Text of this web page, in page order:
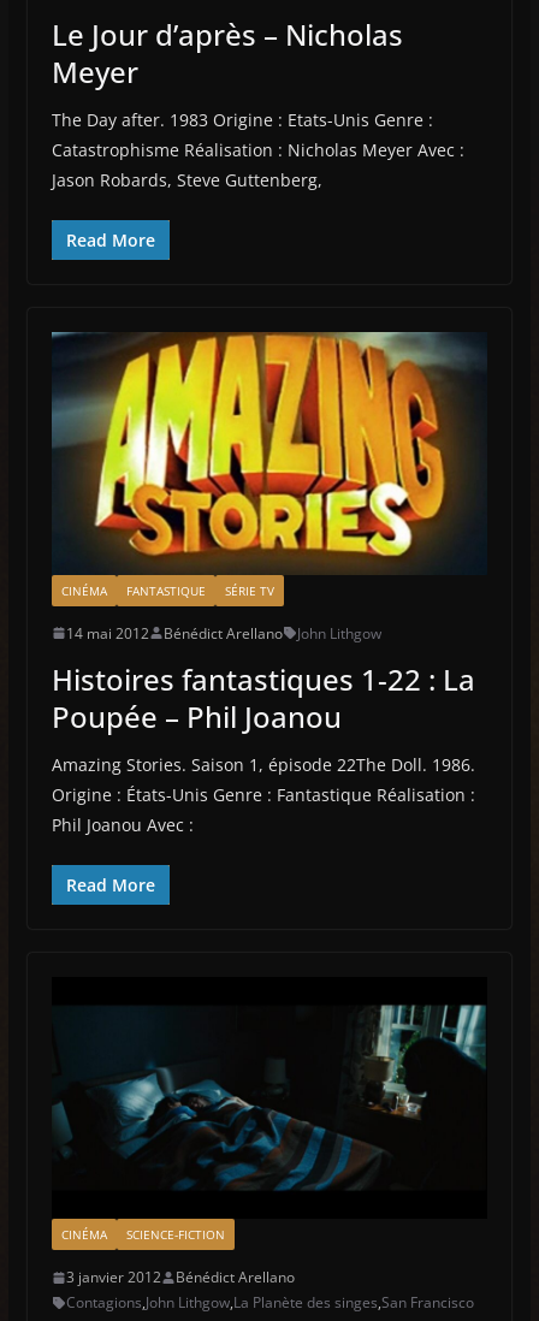
Le Jour d’après – Nicholas
Meyer
The Day after. 1983 Origine : Etats-Unis Genre :
Catastrophisme Réalisation : Nicholas Meyer Avec :
Jason Robards, Steve Guttenberg,
Read More
CINÉMA FANTASTIQUE SÉRIE TV
14 mai 2012 Bénédict Arellano John Lithgow
Histoires fantastiques 1-22 : La
Poupée – Phil Joanou
Amazing Stories. Saison 1, épisode 22The Doll. 1986.
Origine : États-Unis Genre : Fantastique Réalisation :
Phil Joanou Avec :
Read More
CINÉMA SCIENCE-FICTION
3 janvier 2012
Bénédict Arellano
Contagions,John Lithgow,La Planète des singes,San Francisco